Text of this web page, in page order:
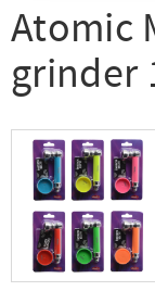
Atomic
grinder